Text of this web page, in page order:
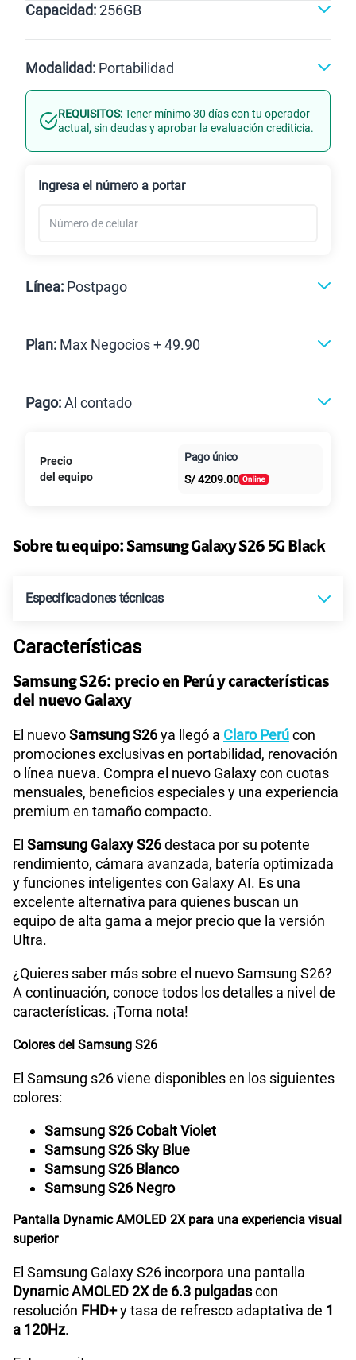
Negro
Capacidad:256GB
256GB
Modalidad: Portabilidad
Línea Nueva Portabilidad
REQUISITOS:Tener mínimo 30 días con tu operador
actual, sin deudas y aprobar la evaluación crediticia.
Ingresa el número a portar
Línea: Postpago
Plan: Max Negocios + 49.90
Paga solo
10GBen alta velocidad
S/
Paga solo S/ 49.90
Pago:Al contado
Al contado Cuotas Claro
intereses
Precio
del equipo
Pago único
S/4209.00
Sobre tu equipo: SamsungGalaxy S26 5G Black
Especificaciones técnicas
Tecnología de Pantalla
Sistema operativo
Procesador Exynos 2600 (2nm)
WiFI
Cámara de fotos Principal
Cámara de fotos Frontal 12 MP
Capacidad Memoria Interna 256GB | 512GB
Capacidad Memoria RAM
Características
Samsung S26: precio en Perú y características
del nuevo Galaxy
El nuevoSamsung S26ya llegó a Claro Perúcon
promociones exclusivas en portabilidad, renovación
o línea nueva. Compra el nuevo Galaxy con cuotas
mensuales, beneficios especiales y una experiencia
premium en tamaño compacto.
El Samsung Galaxy S26destaca por su potente
rendimiento, cámara avanzada, batería optimizada
y funciones inteligentes con Galaxy AI. Es una
excelente alternativa para quienes buscan un
equipo de alta gama a mejor precio que la versión
Ultra.
¿Quieres saber más sobre el nuevo Samsung S26?
A continuación, conoce todos los detalles a nivel de
características. ¡Toma nota!
Colores del Samsung S26
El Samsung s26 viene disponibles en los siguientes
colores:
Samsung S26 Cobalt Violet
Samsung S26 Sky Blue
Samsung S26 Blanco
Samsung S26 Negro
Pantalla Dynamic AMOLED 2X para una experiencia visual
superior
El Samsung Galaxy S26 incorpora una pantalla
Dynamic AMOLED 2X de 6.3 pulgadascon
resolución FHD+y tasa de refresco adaptativa de 1
a 120Hz.